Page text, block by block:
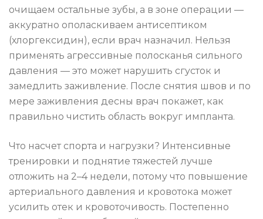
очищаем остальные зубы, а в зоне операции —
аккуратно ополаскиваем антисептиком
(хлоргексидин), если врач назначил. Нельзя
применять агрессивные полосканья сильного
давления — это может нарушить сгусток и
замедлить заживление. После снятия швов и по
мере заживления десны врач покажет, как
правильно чистить область вокруг импланта.
Что насчет спорта и нагрузки? Интенсивные
тренировки и поднятие тяжестей лучше
отложить на 2–4 недели, потому что повышение
артериального давления и кровотока может
усилить отек и кровоточивость. Постепенно